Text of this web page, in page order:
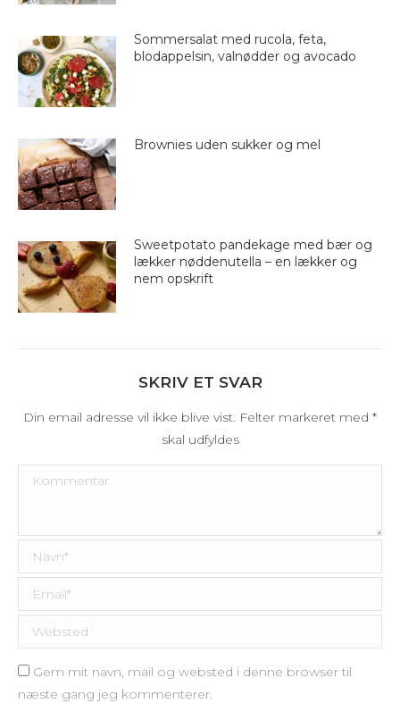
Sommersalat med rucola, feta,
blodappelsin, valnødder og avocado
Brownies uden sukker og mel
Sweetpotato pandekage med bær og
lækker nøddenutella – en lækker og
nem opskrift
SKRIV ET SVAR
Din email adresse vil ikke blive vist. Felter markeret med *
skal udfyldes
Kommentar
Navn *
Email *
Websted
Gem mit navn, mail og websted i denne browser til
næste gang jeg kommenterer.